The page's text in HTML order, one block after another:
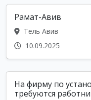
Рамат-Авив
Тель Авив
10.09.2025
На фирму по
требуются